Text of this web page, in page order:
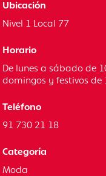
Ubicación
Nivel 1 Local 77
Horario
De lunes a sábado de
domingos y festivos de
Teléfono
91 730 21 18
Categoría
Moda